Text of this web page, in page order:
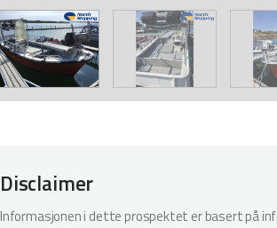
Disclaimer
Informasjonen i dette prospektet er basert på